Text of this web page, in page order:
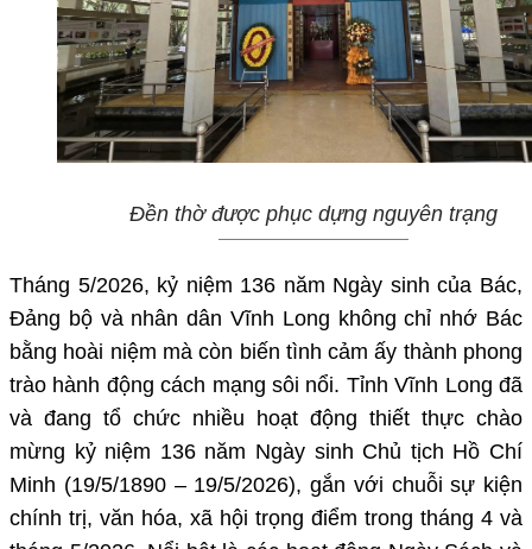
Đền thờ được phục dựng nguyên trạng
Tháng 5/2026, kỷ niệm 136 năm Ngày sinh của Bác,
Đảng bộ và nhân dân Vĩnh Long không chỉ nhớ Bác
bằng hoài niệm mà còn biến tình cảm ấy thành phong
trào hành động cách mạng sôi nổi. Tỉnh Vĩnh Long đã
và đang tổ chức nhiều hoạt động thiết thực chào
mừng kỷ niệm 136 năm Ngày sinh Chủ tịch Hồ Chí
Minh (19/5/1890 – 19/5/2026), gắn với chuỗi sự kiện
chính trị, văn hóa, xã hội trọng điểm trong tháng 4 và